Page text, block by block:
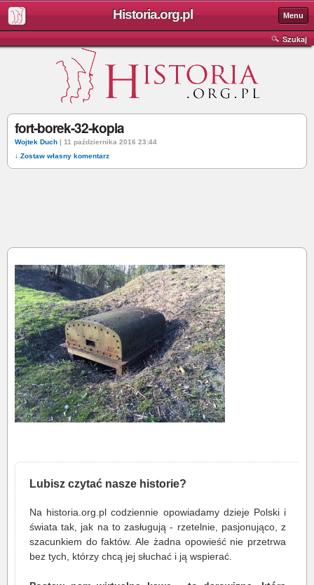
Historia.org.pl Menu
Szukaj
fort-borek-32-kopia
Wojtek Duch | 11 października 2016 23:44
↓ Zostaw własny komentarz
Lubisz czytać nasze historie?
Na historia.org.pl codziennie opowiadamy dzieje Polski i
świata tak, jak na to zasługują - rzetelnie, pasjonująco, z
szacunkiem do faktów. Ale żadna opowieść nie przetrwa
bez tych, którzy chcą jej słuchać i ją wspierać.